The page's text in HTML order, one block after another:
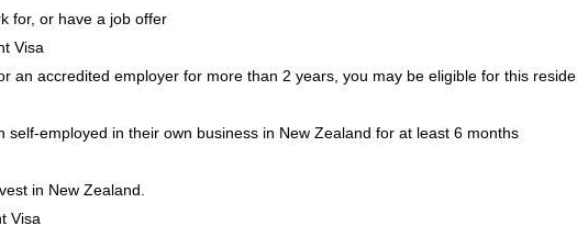
for, or have a job offer
Visa
an accredited employer for more than 2 years, you may be eligible for this
self-employed in their own business in New Zealand for at least 6 months
in New Zealand.
Visa